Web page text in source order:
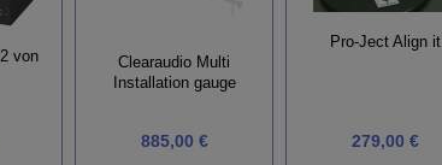
von
Clearaudio Multi
Installation gauge
885,00 €
Pro-Ject Align it
279,00 €